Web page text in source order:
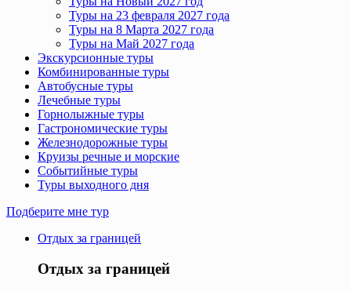
Туры на 23 февраля 2027 года
Туры на 8 Марта 2027 года
Туры на Май 2027 года
Экскурсионные туры
Комбинированные туры
Автобусные туры
Лечебные туры
Горнолыжные туры
Гастрономические туры
Железнодорожные туры
Круизы речные и морские
Событийные туры
Туры выходного дня
Подберите мне тур
Отдых за границей
Отдых за границей